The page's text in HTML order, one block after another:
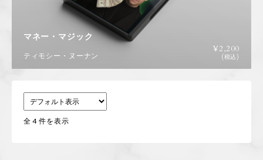
マネー・マジック
ティモシー・ヌーナン
¥2,200
(税込)
全 4 件を表示